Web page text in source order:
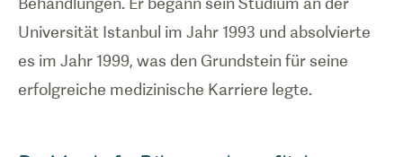
Universität Istanbul im Jahr 1993 und absolvierte
es im Jahr 1999, was den Grundstein für seine
erfolgreiche medizinische Karriere legte.